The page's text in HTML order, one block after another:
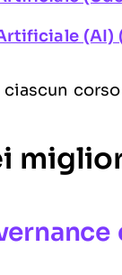
(AI)